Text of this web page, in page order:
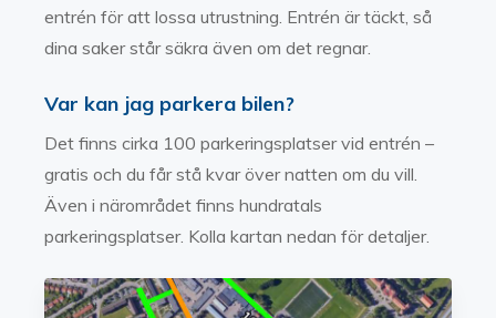
entrén för att lossa utrustning. Entrén är täckt, så
dina saker står säkra även om det regnar.
Var kan jag parkera bilen?
Det finns cirka 100 parkeringsplatser vid entrén –
gratis och du får stå kvar över natten om du vill.
Även i närområdet finns hundratals
parkeringsplatser. Kolla kartan nedan för detaljer.